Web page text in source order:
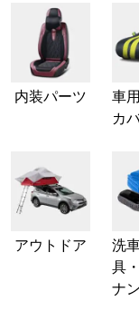
内装パーツ
車
カ
アウトドア
洗
具
ナ